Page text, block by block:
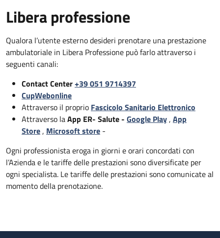
Libera professione
Qualora l’utente esterno desideri prenotare una prestazione
ambulatoriale in Libera Professione può farlo attraverso i
seguenti canali:
Contact Center+39 051 9714397
CupWebonline
Attraverso il proprio Fascicolo Sanitario Elettronico
Attraverso laApp ER- Salute - Google Play, App
Store, Microsoft store -
Ogni professionista eroga in giorni e orari concordati con
l’Azienda e le tariffe delle prestazioni sono diversificate per
ogni specialista. Le tariffe delle prestazioni sono comunicate al
momento della prenotazione.